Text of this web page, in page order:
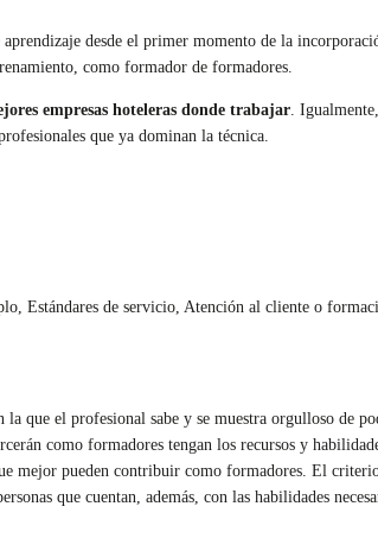
aprendizaje desde el primer momento de la
como formador de formadores.
empresas hoteleras donde trabajar .
que ya dominan la técnica.
Estándares de servicio, Atención al cliente o
que el profesional sabe y se muestra orgulloso de
como formadores tengan los recursos y
mejor pueden contribuir como formadores. El
que cuentan, además, con las habilidades